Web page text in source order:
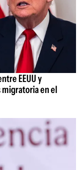
EEUU y
migratoria en el